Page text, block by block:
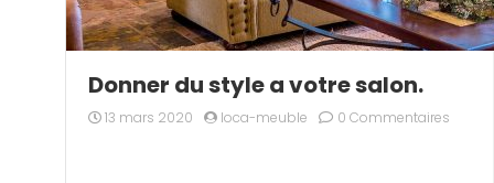
Donner du style a votre salon.
13 mars 2020 loca-meuble 0 Commentaires